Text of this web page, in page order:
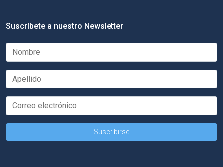
Suscríbete a nuestro Newsletter